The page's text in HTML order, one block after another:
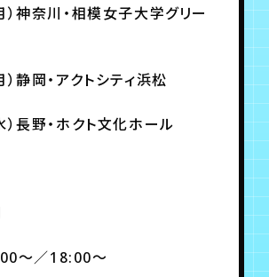
）神奈川・相模女子大学グリー
静岡・アクトシティ浜松
長野・ホクト文化ホール
～／18:00～